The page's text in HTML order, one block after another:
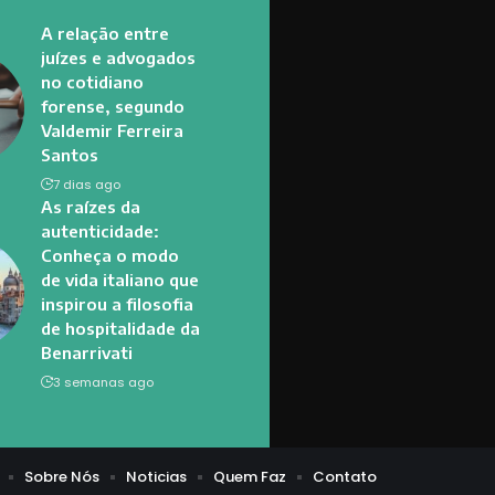
A relação entre
juízes e advogados
no cotidiano
forense, segundo
Valdemir Ferreira
Santos
7 dias ago
As raízes da
autenticidade:
Conheça o modo
de vida italiano que
inspirou a filosofia
de hospitalidade da
Benarrivati
3 semanas ago
Sobre Nós Noticias Quem Faz Contato